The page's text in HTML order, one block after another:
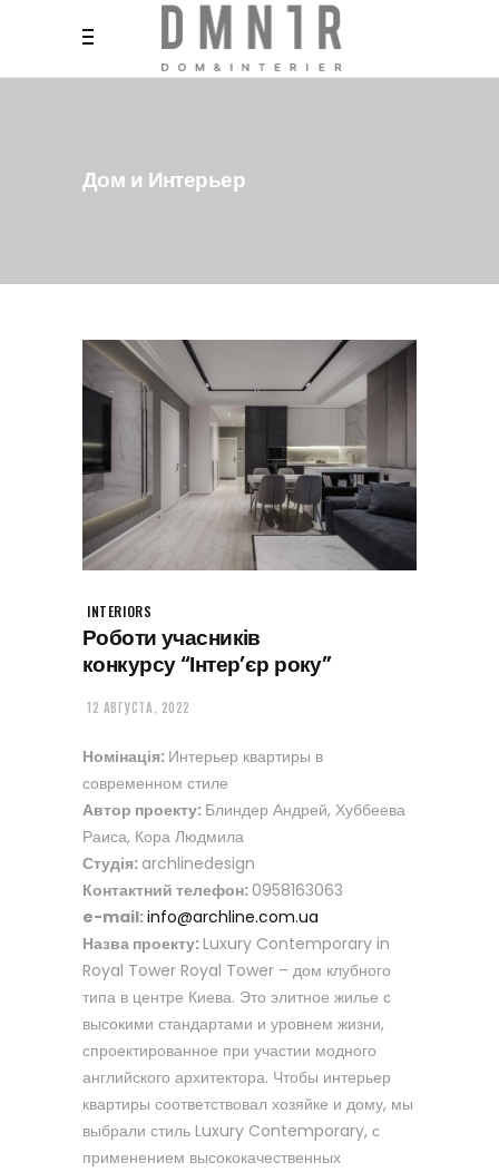
Дом и Интерьер
INTERIORS
Роботи учасників
конкурсу “Інтер’єр року”
12 АВГУСТА, 2022
Номінація: Интерьер квартиры в
современном стиле
Автор проекту: Блиндер Андрей, Хуббеева
Раиса, Кора Людмила
Студія: archlinedesign
Контактний телефон:0958163063
e-mail:info@archline.com.ua
Назва проекту:Luxury Contemporary in
Royal Tower Royal Tower – дом клубного
типа в центре Киева. Это элитное жилье с
высокими стандартами и уровнем жизни,
спроектированное при участии модного
английского архитектора. Чтобы интерьер
квартиры соответствовал хозяйке и дому, мы
выбрали стиль Luxury Contemporary, с
применением высококачественных